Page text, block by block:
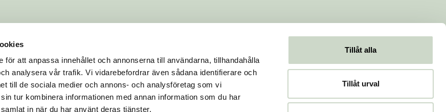
för att anpassa innehållet och annonserna till användarna, tillhandahålla
analysera vår trafik. Vi vidarebefordrar även sådana identifierare och
till de sociala medier och annons- och analysföretag som vi
tur kombinera informationen med annan information som du har
in när du har använt deras tjänster.
Tillåt alla
Tillåt urval